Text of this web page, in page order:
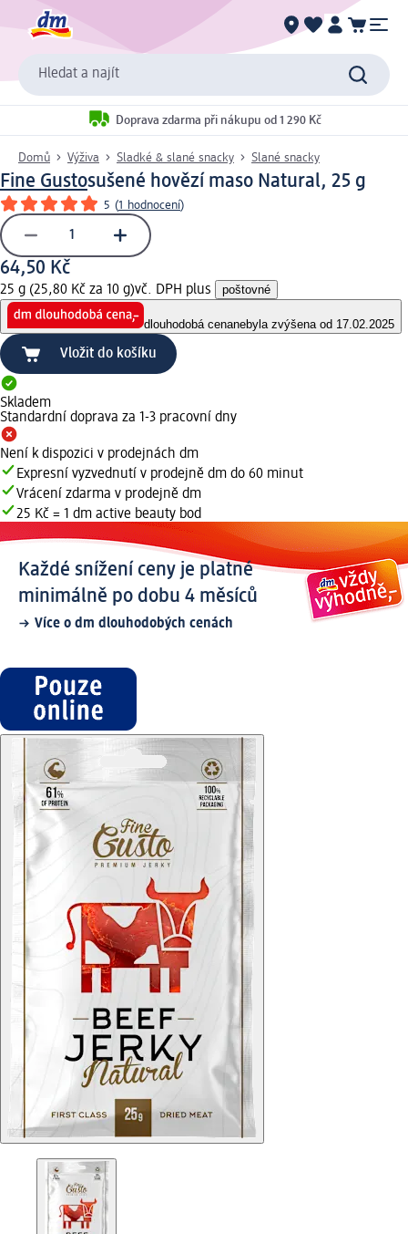
Hledat a najít
Doprava zdarma při nákupu od 1 290 Kč
Domů Výživa Sladké & slané snacky Slané snacky
Fine Gustosušené hovězí maso Natural, 25 g
5 (1 hodnocení)
64,50 Kč
25 g (25,80 Kč za 10 g)vč. DPH plus poštovné
dlouhodobá cenanebyla zvýšena od 17.02.2025
Vložit do košíku
Skladem
Standardní doprava za 1-3 pracovní dny
Není k dispozici v prodejnách dm
Expresní vyzvednutí v prodejně dm do 60 minut
Vrácení zdarma v prodejně dm
25 Kč = 1 dm active beauty bod
Každé snížení ceny je platné
minimálně po dobu 4 měsíců
Více o dm dlouhodobých cenách